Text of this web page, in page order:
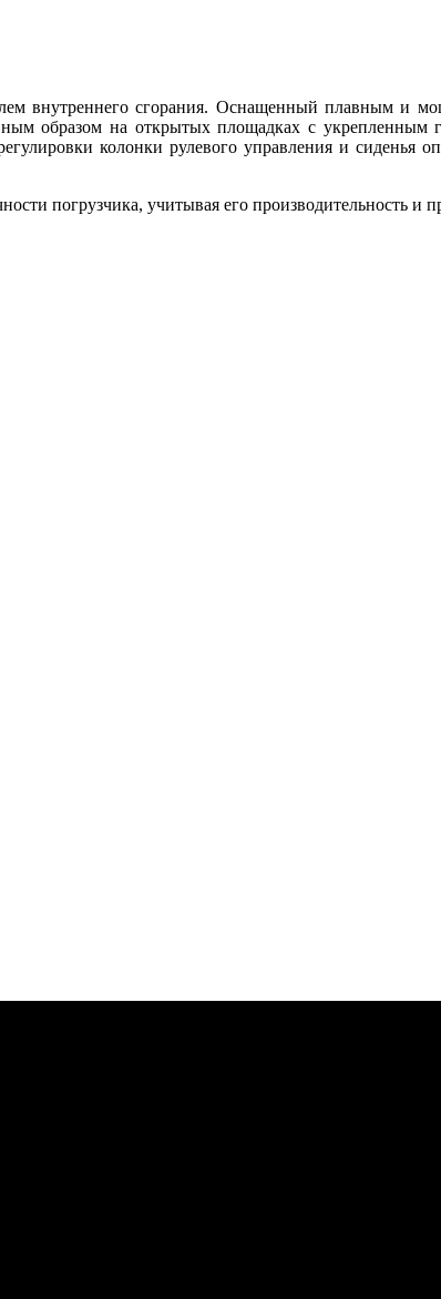
внутреннего сгорания. Оснащенный плавным и
образом на открытых площадках с
колонки рулевого управления и сиденья
погрузчика, учитывая его производительность и